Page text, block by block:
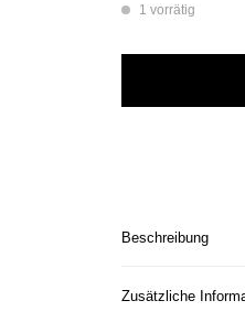
1 vorrätig
Beschreibung
Zusätzliche